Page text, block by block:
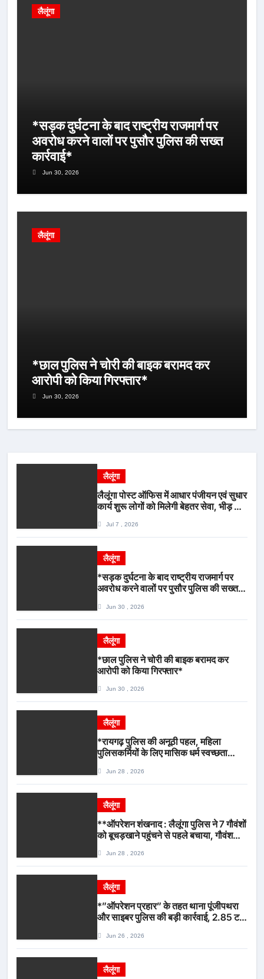
लैलूंगा
*सड़क दुर्घटना के बाद राष्ट्रीय राजमार्ग पर
अवरोध करने वालों पर पुसौर पुलिस की सख्त
कार्रवाई*
Jun 30, 2026
लैलूंगा
*छाल पुलिस ने चोरी की बाइक बरामद कर
आरोपी को किया गिरफ्तार*
Jun 30, 2026
लैलूंगा
लैलूंगा पोस्ट ऑफिस में आधार पंजीयन एवं सुधार
कार्य शुरू लोगों को मिलेगी बेहतर सेवा, भीड़ से
Jul 7 , 2026
लैलूंगा
*सड़क दुर्घटना के बाद राष्ट्रीय राजमार्ग पर
अवरोध करने वालों पर पुसौर पुलिस की सख्त
Jun 30 , 2026
लैलूंगा
*छाल पुलिस ने चोरी की बाइक बरामद कर
आरोपी को किया गिरफ्तार*
Jun 30 , 2026
लैलूंगा
*रायगढ़ पुलिस की अनूठी पहल, महिला
पुलिसकर्मियों के लिए मासिक धर्म स्वच्छता
Jun 28 , 2026
लैलूंगा
**ऑपरेशन शंखनाद : लैलूंगा पुलिस ने 7 गौवंशों
को बूचड़खाने पहुंचने से पहले बचाया, गौवंश
Jun 28 , 2026
लैलूंगा
*”ऑपरेशन प्रहार” के तहत थाना पूंजीपथरा
और साइबर पुलिस की बड़ी कार्रवाई, 2.85 टन
Jun 26 , 2026
लैलूंगा